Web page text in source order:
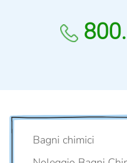
Bagni chimici